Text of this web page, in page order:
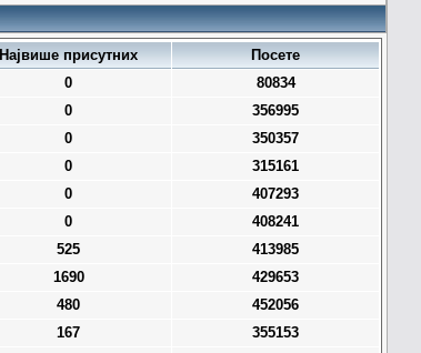
Највише присутних
Посете
0
80834
0
356995
0
350357
0
315161
0
407293
0
408241
525
413985
1690
429653
480
452056
167
355153